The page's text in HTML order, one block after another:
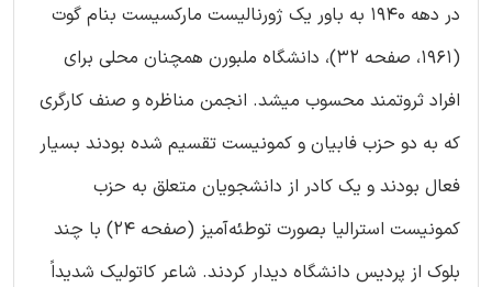
در دهه 1940 به باور یک ژورنالیست مارکسیست بنام گوت
(1961، صفحه 32)، دانشگاه ملبورن همچنان محلی برای
افراد ثروتمند محسوب میشد. انجمن مناظره و صنف کارگری
که به دو حزب فابیان و کمونیست تقسیم شده بودند بسیار
فعال بودند و یک کادر از دانشجویان متعلق به حزب
کمونیست استرالیا بصورت توطئه‌آمیز (صفحه 24) با چند
بلوک از پردیس دانشگاه دیدار کردند. شاعر کاتولیک شدیداً